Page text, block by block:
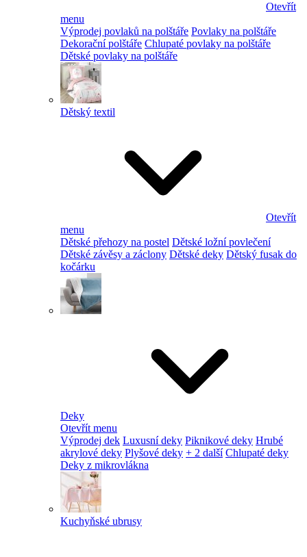
Otevřít
menu
Výprodej povlaků na polštáře Povlaky na polštáře
Dekorační polštáře Chlupaté povlaky na polštáře
Dětské povlaky na polštáře
Dětský textil
Otevřít
menu
Dětské přehozy na postel Dětské ložní povlečení
Dětské závěsy a záclony Dětské deky Dětský fusak do
kočárku
Deky
Otevřít menu
Výprodej dek Luxusní deky Piknikové deky Hrubé
akrylové deky Plyšové deky + 2 další Chlupaté deky
Deky z mikrovlákna
Kuchyňské ubrusy